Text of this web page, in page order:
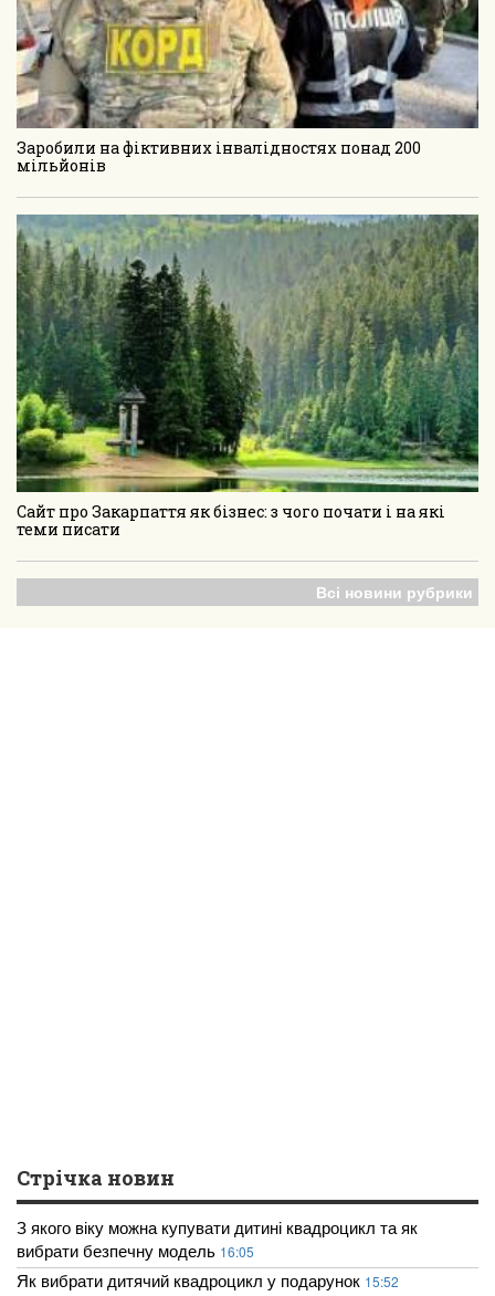
Заробили на фіктивних інвалідностях понад 200
мільйонів
Сайт про Закарпаття як бізнес: з чого почати і на які
теми писати
Всі новини рубрики
Стрічка новин
З якого віку можна купувати дитині квадроцикл та як
вибрати безпечну модель 16:05
Як вибрати дитячий квадроцикл у подарунок 15:52